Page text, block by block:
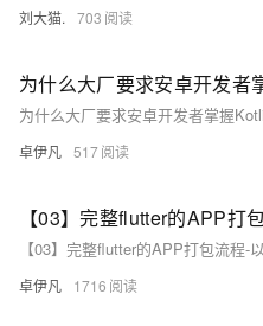
刘大猫. 703
卓伊凡 517
卓伊凡 1716